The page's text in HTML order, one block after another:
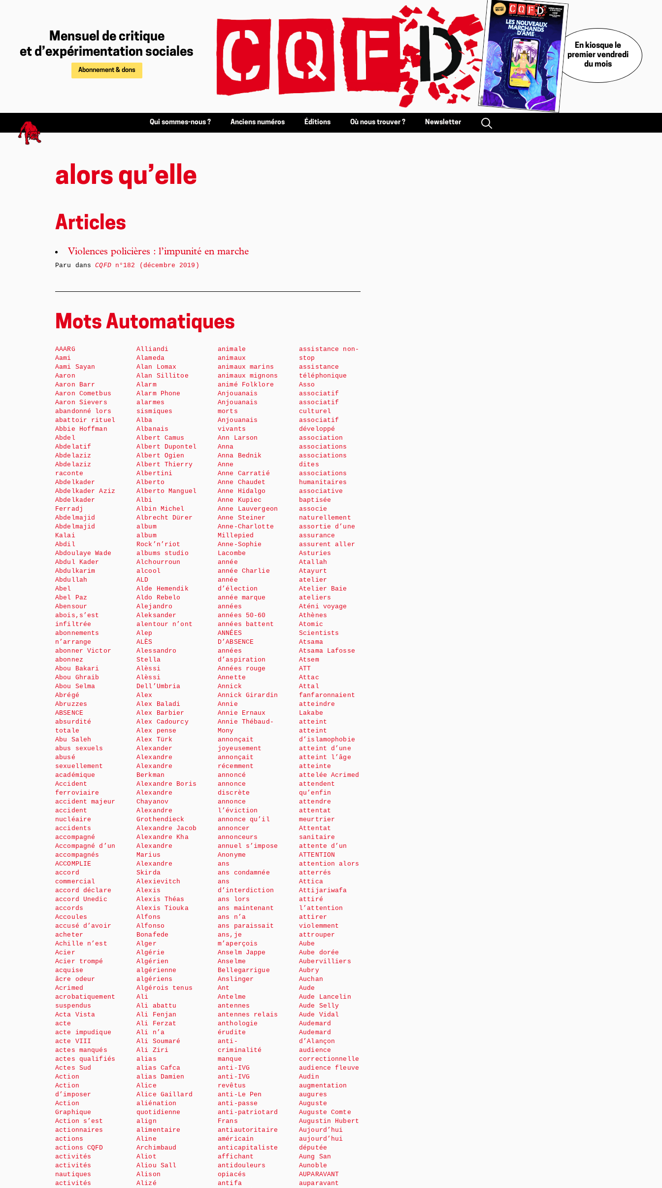
Mensuel de critique
et d’expérimentation sociales
Abonnement & dons
En kiosque le
premier vendredi
du mois
Qui sommes-nous ? Anciens numéros Éditions Où nous trouver ? Newsletter
alors qu’elle
Articles
Violences policières : l’impunité en marche
Paru dansCQFDn°182 (décembre 2019)
Mots Automatiques
AAARG
Aami
Aami Sayan
Aaron
Aaron Barr
Aaron Cometbus
Aaron Sievers
abandonné lors
abattoir rituel
Abbie Hoffman
Abdel
Abdelatif
Abdelaziz
Abdelaziz
raconte
Abdelkader
Abdelkader Aziz
Abdelkader
Ferradj
Abdelmajid
Abdelmajid
Kalai
Abdil
Abdoulaye Wade
Abdul Kader
Abdulkarim
Abdullah
Abel
Abel Paz
Abensour
abois,s’est
infiltrée
abonnements
n’arrange
abonner Victor
abonnez
Abou Bakari
Abou Ghraib
Abou Selma
Abrégé
Abruzzes
ABSENCE
absurdité
totale
Abu Saleh
abus sexuels
abusé
sexuellement
académique
Accident
ferroviaire
accident majeur
accident
nucléaire
accidents
accompagné
Accompagné d’un
accompagnés
ACCOMPLIE
accord
commercial
accord déclare
accord Unedic
accords
Accoules
accusé d’avoir
acheter
Achille n’est
Acier
Acier trompé
acquise
âcre odeur
Acrimed
acrobatiquement
suspendus
Acta Vista
acte
acte impudique
acte VIII
actes manqués
actes qualifiés
Actes Sud
Action
Action
d’imposer
Action
Graphique
Action s’est
actionnaires
actions
actions CQFD
activités
activités
nautiques
activités
Alliandi
Alameda
Alan Lomax
Alan Sillitoe
Alarm
Alarm Phone
alarmes
sismiques
Alba
Albanais
Albert Camus
Albert Dupontel
Albert Ogien
Albert Thierry
Albertini
Alberto
Alberto Manguel
Albi
Albin Michel
Albrecht Dürer
album
album
Rock’n’riot
albums studio
Alchourroun
alcool
ALD
Alde Hemendik
Aldo Rebelo
Alejandro
Aleksander
alentour n’ont
Alep
ALÈS
Alessandro
Stella
Alèssi
Alèssi
Dell’Umbria
Alex
Alex Baladi
Alex Barbier
Alex Cadourcy
Alex pense
Alex Türk
Alexander
Alexandre
Alexandre
Berkman
Alexandre Boris
Alexandre
Chayanov
Alexandre
Grothendieck
Alexandre Jacob
Alexandre Kha
Alexandre
Marius
Alexandre
Skirda
Alexievitch
Alexis
Alexis Théas
Alexis Tiouka
Alfons
Alfonso
Bonafede
Alger
Algérie
Algérien
algérienne
algériens
Algérois tenus
Ali
Ali abattu
Ali Fenjan
Ali Ferzat
Ali n’a
Ali Soumaré
Ali Ziri
alias
alias Cafca
alias Damien
Alice
Alice Gaillard
aliénation
quotidienne
align
alimentaire
Aline
Archimbaud
Aliot
Aliou Sall
Alison
Alizé
animale
animaux
animaux marins
animaux mignons
animé Folklore
Anjouanais
Anjouanais
morts
Anjouanais
vivants
Ann Larson
Anna
Anna Bednik
Anne
Anne Carratié
Anne Chaudet
Anne Hidalgo
Anne Kupiec
Anne Lauvergeon
Anne Steiner
Anne-Charlotte
Millepied
Anne-Sophie
Lacombe
année
année Charlie
année
d’élection
année marque
années
années 50-60
années battent
ANNÉES
D’ABSENCE
années
d’aspiration
Années rouge
Annette
Annick
Annick Girardin
Annie
Annie Ernaux
Annie Thébaud-
Mony
annonçait
joyeusement
annonçait
récemment
annoncé
annonce
discrète
annonce
l’éviction
annonce qu’il
annoncer
annonceurs
annuel s’impose
Anonyme
ans
ans condamnée
ans
d’interdiction
ans lors
ans maintenant
ans n’a
ans paraissait
ans,je
m’aperçois
Anselm Jappe
Anselme
Bellegarrigue
Anslinger
Ant
Antelme
antennes
antennes relais
anthologie
érudite
anti-
criminalité
manque
anti-IVG
anti-IVG
revêtus
anti-Le Pen
anti-passe
anti-patriotard
Frans
antiautoritaire
américain
anticapitaliste
affichant
antidouleurs
opiacés
antifa
assistance non-
stop
assistance
téléphonique
Asso
associatif
associatif
culturel
associatif
développé
association
associations
associations
dites
associations
humanitaires
associative
baptisée
associe
naturellement
assortie d’une
assurance
assurent aller
Asturies
Atallah
Atayurt
atelier
Atelier Baie
ateliers
Aténi voyage
Athènes
Atomic
Scientists
Atsama
Atsama Lafosse
Atsem
ATT
Attac
Attal
fanfaronnaient
atteindre
Lakabe
atteint
atteint
d’islamophobie
atteint d’une
atteint l’âge
atteinte
attelée Acrimed
attendent
qu’enfin
attendre
attentat
meurtrier
Attentat
sanitaire
attente d’un
ATTENTION
attention alors
atterrés
Attica
Attijariwafa
attiré
l’attention
attirer
violemment
attrouper
Aube
Aube dorée
Aubervilliers
Aubry
Auchan
Aude
Aude Lancelin
Aude Selly
Aude Vidal
Audemard
Audemard
d’Alançon
audience
correctionnelle
audience fleuve
Audin
augmentation
augures
Auguste
Auguste Comte
Augustin Hubert
Aujourd’hui
aujourd’hui
députée
Aung San
Aunoble
AUPARAVANT
auparavant